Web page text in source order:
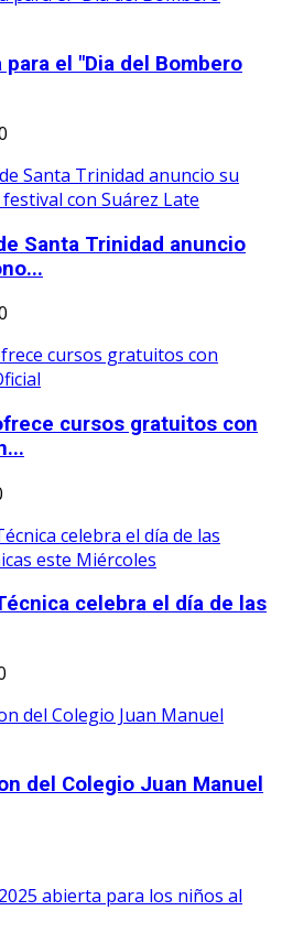
para el "Dia del Bombero
Santa Trinidad anuncio
cursos gratuitos con
celebra el día de las
del Colegio Juan Manuel